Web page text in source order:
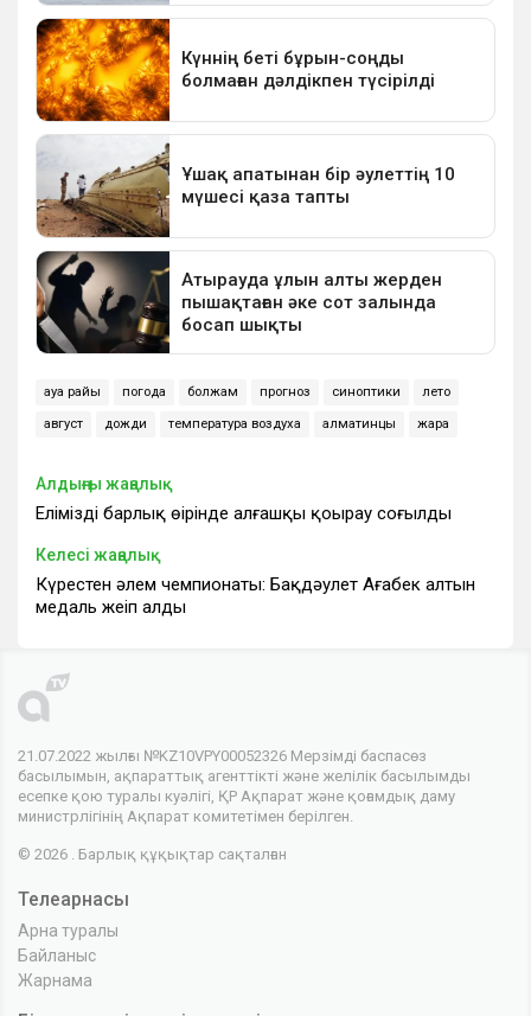
ауа райы погода болжам прогноз синоптики лето
август дожди температура воздуха алматинцы жара
Алдыңғы жаңалық
Еліміздің барлық өңірінде алғашқы қоңырау соғылды
Келесі жаңалық
Күрестен әлем чемпионаты: Бақдәулет Ағабек алтын
медаль жеңіп алды
21.07.2022 жылғы №KZ10VPY00052326 Мерзімді баспасөз
басылымын, ақпараттық агенттікті және желілік басылымды
есепке қою туралы куәлігі, ҚР Ақпарат және қоғамдық даму
министрлігінің Ақпарат комитетімен берілген.
© 2026 . Барлық құқықтар сақталған
Телеарнасы
Арна туралы
Байланыс
Жарнама